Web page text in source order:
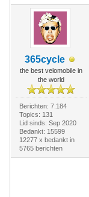
365cycle
the best velomobile in
the world
Berichten: 7.184
Topics: 131
Lid sinds: Sep 2020
Bedankt: 15599
12277 x bedankt in
5765 berichten